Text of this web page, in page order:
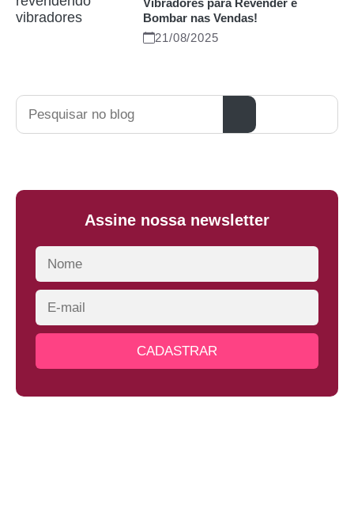
Bombar nas Vendas!
21/08/2025
Pesquisar
Assine nossa newsletter